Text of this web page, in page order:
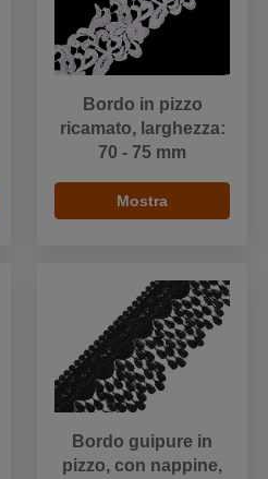
Bordo in pizzo
ricamato, larghezza:
70 - 75 mm
Mostra
Bordo guipure in
pizzo, con nappine,